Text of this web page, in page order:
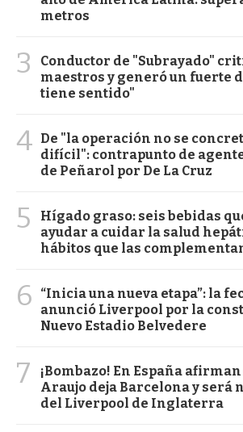
metros
3
Conductor de "Subrayado"
maestros y generó un fuerte
tiene sentido"
4 De "la operación no se
difícil": contrapunto de
de Peñarol por De La Cruz
5
Hígado graso: seis bebidas
ayudar a cuidar la salud
hábitos que las
6
“Inicia una nueva etapa”: la
anunció Liverpool por la
Nuevo Estadio Belvedere
7
¡Bombazo! En España
Araujo deja Barcelona y será
del Liverpool de Inglaterra